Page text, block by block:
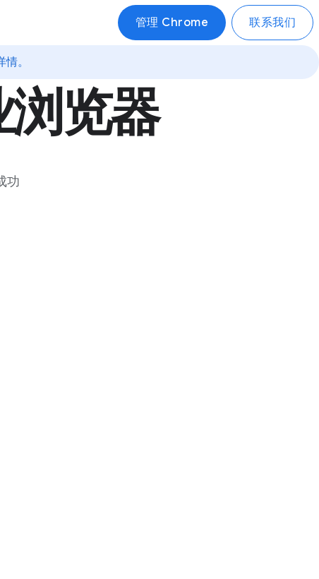
管理 Chrome 联系我们
。
览器
功